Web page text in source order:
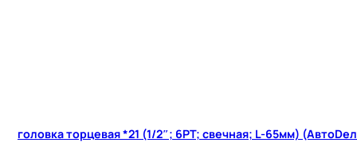
головка торцевая *21 (1/2″; 6PT; свечная; L-65мм)